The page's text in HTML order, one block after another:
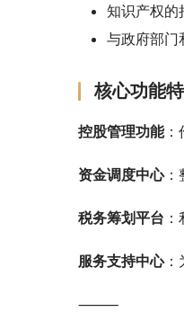
知识产权的
与政府部门
核心功能
控股管理功能：
资金调度中心：
税务筹划平台
服务支持中心：
⸻